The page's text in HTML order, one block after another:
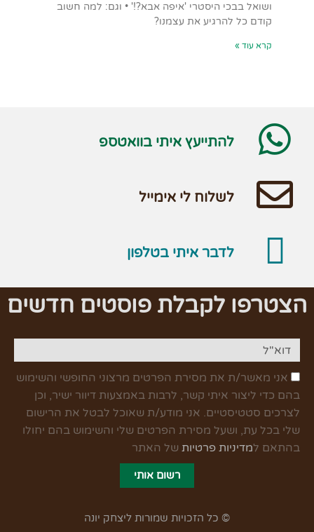
ושואל בבכי היסטרי 'איפה אבא?!' • וגם: למה חשוב
קודם כל להרגיע את עצמנו?
קרא עוד »
להתייעץ איתי בוואטספ
לשלוח לי אימייל
לדבר איתי בטלפון
הצטרפו לקבלת פוסטים חדשים
אני מאשר/ת את מסירת הפרטים מרצוני החופשי והשימוש
בהם כדי ליצור איתי קשר, לרבות באמצעות דיוור ישיר, וכן
לצרכים סטטיסטיים. אני מודע/ת שאוכל לבטל את הרישום
שלי בכל עת, ושעל מסירת הפרטים שלי והשימוש בהם יחולו
בהתאם למדיניות פרטיות של האתר
רשום אותי
© כל הזכויות שמורות ליצחק יונה